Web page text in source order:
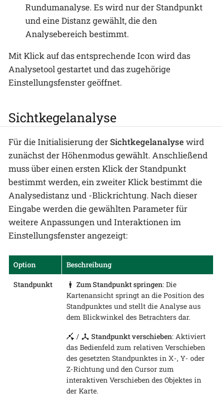
Rundumanalyse. Es wird nur der Standpunkt
und eine Distanz gewählt, die den
Analysebereich bestimmt.
Mit Klick auf das entsprechende Icon wird das
Analysetool gestartet und das zugehörige
Einstellungsfenster geöffnet.
Sichtkegelanalyse
Für die Initialisierung derSichtkegelanalysewird
zunächst der Höhenmodus gewählt. Anschließend
muss über einen ersten Klick der Standpunkt
bestimmt werden, ein zweiter Klick bestimmt die
Analysedistanz und -Blickrichtung. Nach dieser
Eingabe werden die gewählten Parameter für
weitere Anpassungen und Interaktionen im
Einstellungsfenster angezeigt:
Option Beschreibung
Standpunkt Zum Standpunkt springen: Die
Kartenansicht springt an die Position des
Standpunktes und stellt die Analyse aus
dem Blickwinkel des Betrachters dar.
/ Standpunkt verschieben: Aktiviert
das Bedienfeld zum relativen Verschieben
des gesetzten Standpunktes in X-, Y- oder
Z-Richtung und den Cursor zum
interaktiven Verschieben des Objektes in
der Karte.